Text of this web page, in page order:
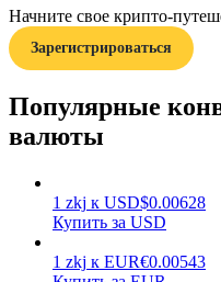
Начните свое крипто-
Зарегистрироваться
Популярные
валюты
1 zkj к USD$0.00628
Купить за USD
1 zkj к EUR€0.00543